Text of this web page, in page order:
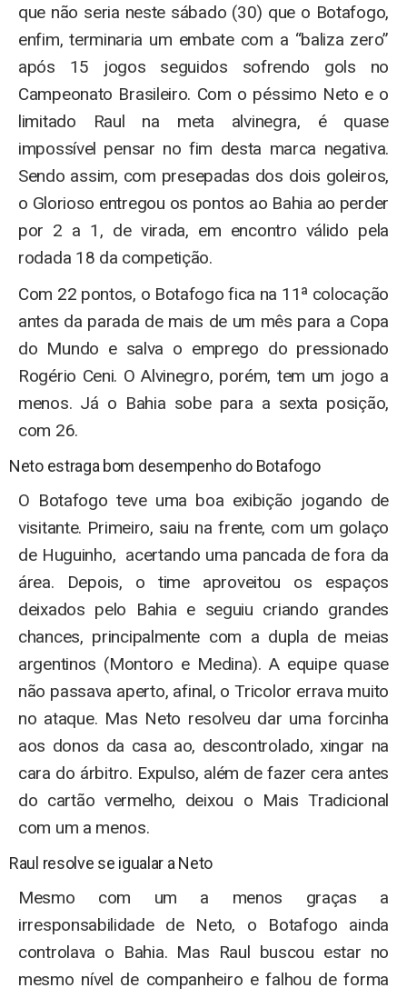
que não seria neste sábado (30) que o Botafogo,
enfim, terminaria um embate com a “baliza zero”
após 15 jogos seguidos sofrendo gols no
Campeonato Brasileiro. Com o péssimo Neto e o
limitado Raul na meta alvinegra, é quase
impossível pensar no fim desta marca negativa.
Sendo assim, com presepadas dos dois goleiros,
o Glorioso entregou os pontos ao Bahia ao perder
por 2 a 1, de virada, em encontro válido pela
rodada 18 da competição.
Com 22 pontos, o Botafogo fica na 11ª colocação
antes da parada de mais de um mês para a Copa
do Mundo e salva o emprego do pressionado
Rogério Ceni. O Alvinegro, porém, tem um jogo a
menos. Já o Bahia sobe para a sexta posição,
com 26.
Neto estraga bom desempenho do Botafogo
O Botafogo teve uma boa exibição jogando de
visitante. Primeiro, saiu na frente, com um golaço
de Huguinho, acertando uma pancada de fora da
área. Depois, o time aproveitou os espaços
deixados pelo Bahia e seguiu criando grandes
chances, principalmente com a dupla de meias
argentinos (Montoro e Medina). A equipe quase
não passava aperto, afinal, o Tricolor errava muito
no ataque. Mas Neto resolveu dar uma forcinha
aos donos da casa ao, descontrolado, xingar na
cara do árbitro. Expulso, além de fazer cera antes
do cartão vermelho, deixou o Mais Tradicional
com um a menos.
Raul resolve se igualar a Neto
Mesmo com um a menos graças a
irresponsabilidade de Neto, o Botafogo ainda
controlava o Bahia. Mas Raul buscou estar no
mesmo nível de companheiro e falhou de forma